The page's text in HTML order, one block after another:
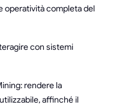
operatività completa del
con sistemi
rendere la
affinché il